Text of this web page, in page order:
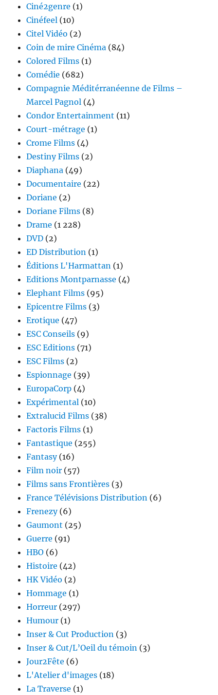
Ciné2genre (1)
Cinéfeel (10)
Citel Vidéo (2)
Coin de mire Cinéma (84)
Colored Films (1)
Comédie (682)
Compagnie Méditérranéenne de Films –
Marcel Pagnol (4)
Condor Entertainment (11)
Court-métrage (1)
Crome Films (4)
Destiny Films (2)
Diaphana (49)
Documentaire (22)
Doriane (2)
Doriane Films (8)
Drame (1 228)
DVD (2)
ED Distribution (1)
Éditions L'Harmattan (1)
Editions Montparnasse (4)
Elephant Films (95)
Epicentre Films (3)
Erotique (47)
ESC Conseils (9)
ESC Editions (71)
ESC Films (2)
Espionnage (39)
EuropaCorp (4)
Expérimental (10)
Extralucid Films (38)
Factoris Films (1)
Fantastique (255)
Fantasy(16)
Film noir (57)
Films sans Frontières (3)
France Télévisions Distribution (6)
Frenezy(6)
Gaumont (25)
Guerre (91)
HBO (6)
Histoire (42)
HK Vidéo (2)
Hommage (1)
Horreur (297)
Humour (1)
Inser & Cut Production (3)
Inser & Cut/L’Oeil du témoin (3)
Jour2Fête (6)
L'Atelier d'images (18)
La Traverse (1)